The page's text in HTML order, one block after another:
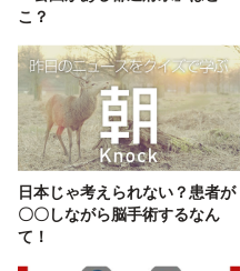
こ？
日本じゃ考えられない？患者が
〇〇しながら脳手術するなん
て！